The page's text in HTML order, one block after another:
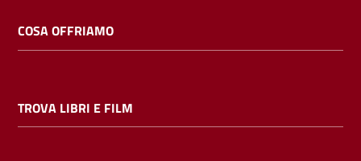
COSA OFFRIAMO
TROVA LIBRI E FILM